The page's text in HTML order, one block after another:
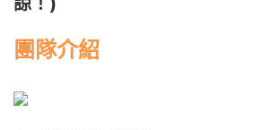
團隊介紹